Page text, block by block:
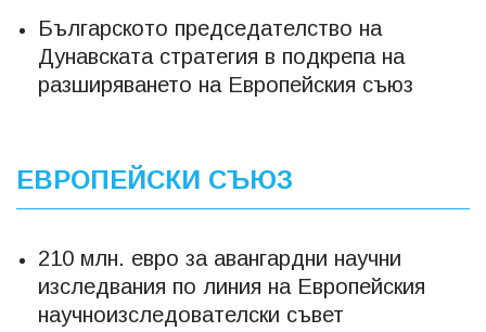
Българското председателство на
Дунавската стратегия в подкрепа на
разширяването на Европейския съюз
ЕВРОПЕЙСКИ СЪЮЗ
210 млн. евро за авангардни научни
изследвания по линия на Европейския
научноизследователски съвет